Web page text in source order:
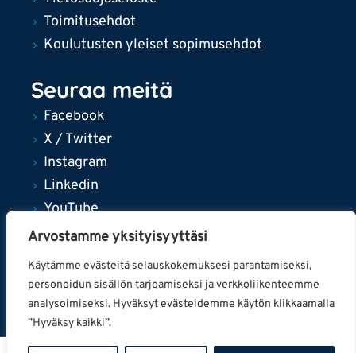
Arvostamme yksityisyyttäsi
Käytämme evästeitä selauskokemuksesi parantamiseksi,
personoidun sisällön tarjoamiseksi ja verkkoliikenteemme
analysoimiseksi. Hyväksyt evästeidemme käytön klikkaamalla
”Hyväksy kaikki”.
Toimitusehdot
Koulutusten yleiset sopimusehdot
Seuraa meitä
Facebook
X / Twitter
Instagram
Linkedin
YouTube
© 2024 Tampereen kaupunki